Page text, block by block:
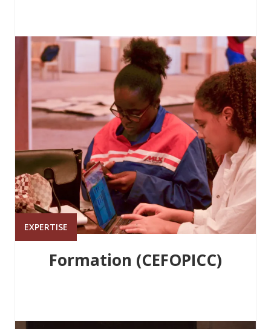
EXPERTISE
Formation (CEFOPICC)